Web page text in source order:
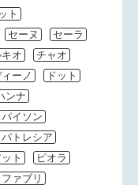
ト
セーヌ
セーラ
オ
チャオ
ーノ
ドット
ンナ
パイソン
パトレシア
ト
ピオラ
ファブリ